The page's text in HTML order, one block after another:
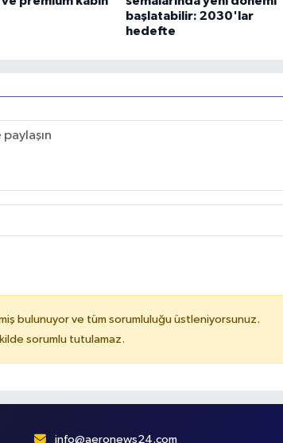
başlatabilir: 2030'lar
hedefte
bulunuyor ve tüm sorumluluğu üstleniyorsunuz.
sorumlu tutulamaz.
info@aeronews24.com